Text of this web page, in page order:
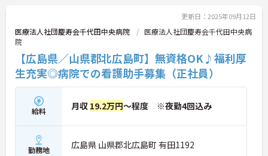
更新日：2025年09月12日
医療法人社団慶寿会千代田中央病院
医療法人社団慶寿会千代田中央病
院
【広島県／山県郡北広島町】無資格OK♪福利厚
生充実◎病院での看護助手募集（正社員）
給料 月収 19.2万円～程度 ※夜勤4回込み
勤務地 広島県 山県郡北広島町 有田1192